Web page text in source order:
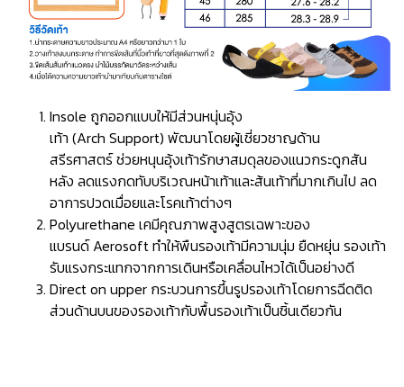
Insole ถูกออกแบบให้มีส่วนหนุ่นอุ้ง
เท้า (Arch Support) พัฒนาโดยผู้เชี่ยวชาญด้าน
สรีรศาสตร์ ช่วยหนุนอุ้งเท้ารักษาสมดุลของแนวกระดูกสัน
หลัง ลดแรงกดทับบริเวณหน้าเท้าและส้นเท้าที่มากเกินไป ลด
อาการปวดเมื่อยและโรคเท้าต่างๆ
Polyurethane เคมีคุณภาพสูงสูตรเฉพาะของ
แบรนด์ Aerosoft ทำให้พืนรองเท้ามีความนุ่ม ยืดหยุ่น รองเท้า
รับแรงกระแทกจากการเดินหรือเคลื่อนไหวได้เป็นอย่างดี
Direct on upper กระบวนการขึ้นรูปรองเท้าโดยการฉีดติด
ส่วนด้านบนของรองเท้ากับพื้นรองเท้าเป็นชิ้นเดียวกัน